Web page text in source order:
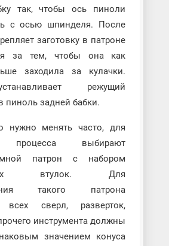
так, чтобы ось пиноли
с осью шпинделя. После
заготовку в патроне
за тем, чтобы она как
заходила за кулачки.
режущий
пиноль задней бабки.
нужно менять часто, для
процесса выбирают
патрон с набором
втулок. Для
такого патрона
всех сверл, разверток,
инструмента должны
значением конуса